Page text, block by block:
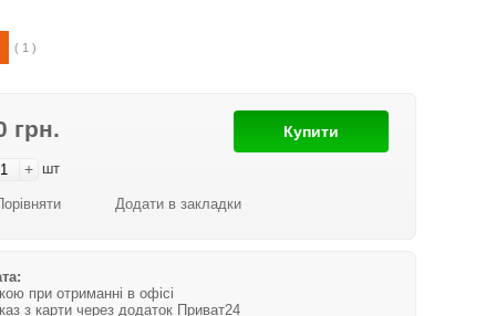
( 1 )
грн.
+ шт
Купити
Додати в закладки
при отриманні в офісі
з карти через додаток Приват24